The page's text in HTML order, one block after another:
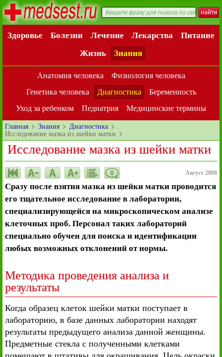
Здоровье Болезни Лечение Лекарства
Питание
Жизнь
Знания
Анатомия человека
Физиология человека
Генетика человека
Диагностика
Беременность
Уход за ребенком
Педиатрия Медицинские термины
Главная Знания
Диагностика
Исследование мазка из шейки матки
Исследование мазка из шейки матки
0 Август 2008
Сразу после взятия мазка из шейки матки проводится
его тщательное исследование в лаборатории,
специализирующейся на микроскопическом анализе
клеточных проб. Персонал таких лабораторий
специально обучен для поиска и идентификации
любых возможных отклонений от нормы.
Методика проведения анализа и
результаты
Когда образец клеток шейки матки поступает в
лабораторию, в базе данных лаборатории находят
результаты предыдущего анализа данной женщины.
Предметные стекла с полученными клетками